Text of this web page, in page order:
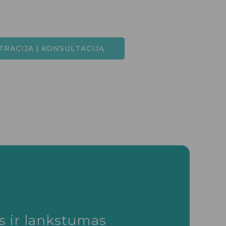
Į KONSULTACIJĄ
ir lankstumas